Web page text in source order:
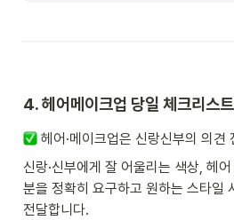
4. 헤어메이크업 당일 체크리스트
헤어·메이크업은 신랑신부의 의견
신랑·신부에게 잘 어울리는 색상, 헤
분을 정확히 요구하고 원하는 스타일
전달합니다.